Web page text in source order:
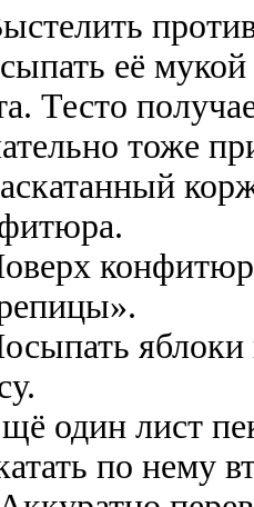
её
Тесто
тоже
один лист
по нему